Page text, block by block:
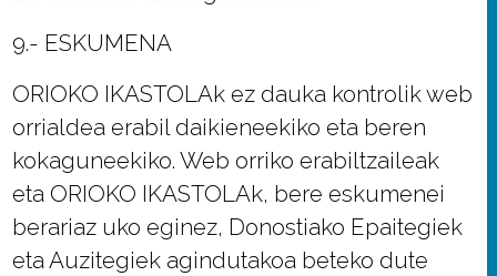
9.- ESKUMENA
ORIOKO IKASTOLAk ez dauka kontrolik web
orrialdea erabil daikieneekiko eta beren
kokaguneekiko. Web orriko erabiltzaileak
eta ORIOKO IKASTOLAk, bere eskumenei
berariaz uko eginez, Donostiako Epaitegiek
eta Auzitegiek agindutakoa beteko dute